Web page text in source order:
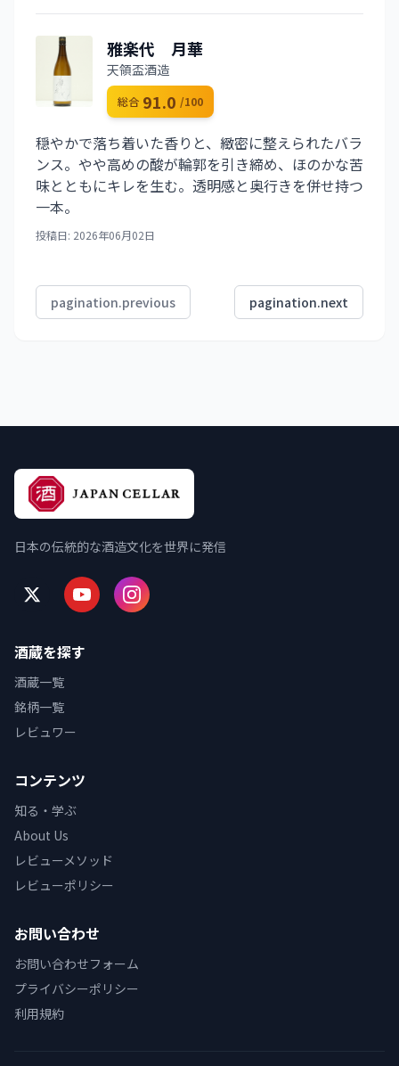
雅楽代 月華
天領盃酒造
総合 91.0 /100
穏やかで落ち着いた香りと、緻密に整えられたバラ
ンス。やや高めの酸が輪郭を引き締め、ほのかな苦
味とともにキレを生む。透明感と奥行きを併せ持つ
一本。
投稿日: 2026年06月02日
pagination.previous pagination.next
日本の伝統的な酒造文化を世界に発信
酒蔵を探す
酒蔵一覧
銘柄一覧
レビュワー
コンテンツ
知る・学ぶ
About Us
レビューメソッド
レビューポリシー
お問い合わせ
お問い合わせフォーム
プライバシーポリシー
利用規約